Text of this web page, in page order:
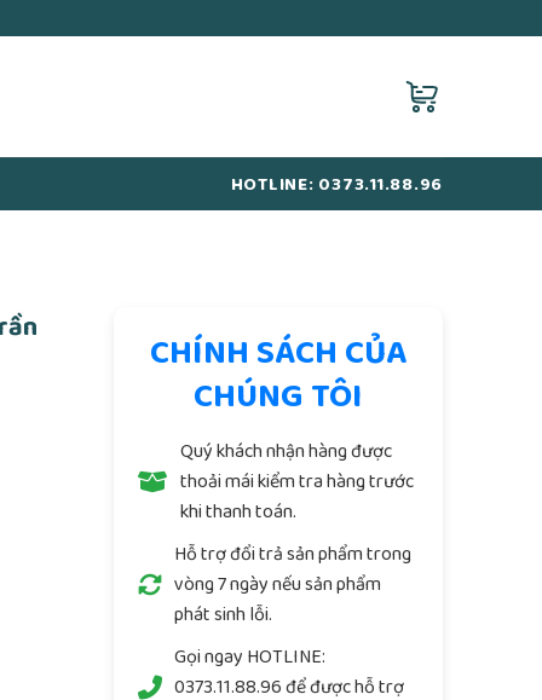
HOTLINE: 0373.11.88.96
- 918 trang số lượng
CHÍNH SÁCH CỦA
CHÚNG TÔI
Quý khách nhận hàng được
thoải mái kiểm tra hàng trước
khi thanh toán.
Hỗ trợ đổi trả sản phẩm trong
vòng 7 ngày nếu sản phẩm
phát sinh lỗi.
Gọi ngay HOTLINE:
0373.11.88.96để được hỗ trợ